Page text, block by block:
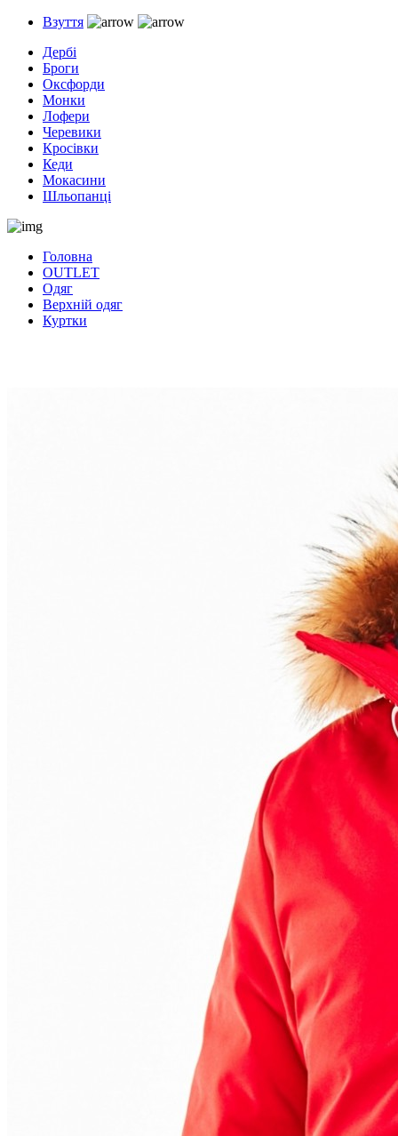
Взуття
Дербі
Броги
Оксфорди
Монки
Лофери
Черевики
Кросівки
Кеди
Мокасини
Шльопанці
Головна
OUTLET
Одяг
Верхній одяг
Куртки